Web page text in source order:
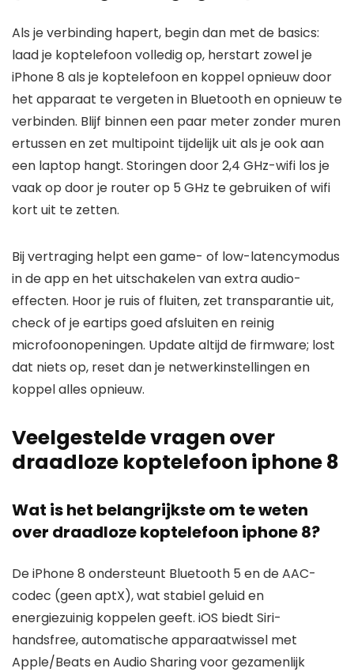
Als je verbinding hapert, begin dan met de basics:
laad je koptelefoon volledig op, herstart zowel je
iPhone 8 als je koptelefoon en koppel opnieuw door
het apparaat te vergeten in Bluetooth en opnieuw te
verbinden. Blijf binnen een paar meter zonder muren
ertussen en zet multipoint tijdelijk uit als je ook aan
een laptop hangt. Storingen door 2,4 GHz-wifi los je
vaak op door je router op 5 GHz te gebruiken of wifi
kort uit te zetten.
Bij vertraging helpt een game- of low-latencymodus
in de app en het uitschakelen van extra audio-
effecten. Hoor je ruis of fluiten, zet transparantie uit,
check of je eartips goed afsluiten en reinig
microfoonopeningen. Update altijd de firmware; lost
dat niets op, reset dan je netwerkinstellingen en
koppel alles opnieuw.
Veelgestelde vragen over
draadloze koptelefoon iphone 8
Wat is het belangrijkste om te weten
over draadloze koptelefoon iphone 8?
De iPhone 8 ondersteunt Bluetooth 5 en de AAC-
codec (geen aptX), wat stabiel geluid en
energiezuinig koppelen geeft. iOS biedt Siri-
handsfree, automatische apparaatwissel met
Apple/Beats en Audio Sharing voor gezamenlijk